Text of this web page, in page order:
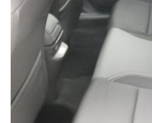
Acconsento al
marketing
Queste informazioni non